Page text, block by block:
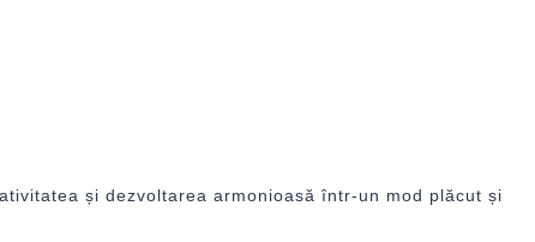
și dezvoltarea armonioasă într-un mod plăcut și